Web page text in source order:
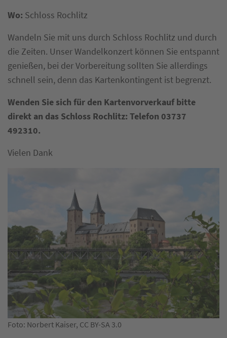
Wo: Schloss Rochlitz
Wandeln Sie mit uns durch Schloss Rochlitz und durch
die Zeiten. Unser Wandelkonzert können Sie entspannt
genießen, bei der Vorbereitung sollten Sie allerdings
schnell sein, denn das Kartenkontingent ist begrenzt.
Wenden Sie sich für den Kartenvorverkauf bitte
direkt an das Schloss Rochlitz: Telefon 03737
492310.
Vielen Dank
Foto: Norbert Kaiser, CC BY-SA 3.0